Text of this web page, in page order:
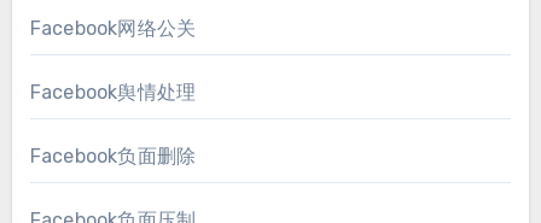
Facebook网络公关
Facebook舆情处理
Facebook负面删除